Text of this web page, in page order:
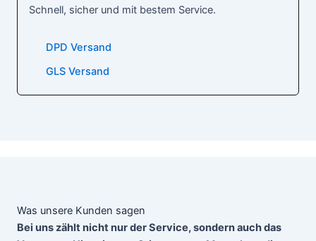
Schnell, sicher und mit bestem Service.
DPD Versand
GLS Versand
Was unsere Kunden sagen
Bei uns zählt nicht nur der Service, sondern auch das